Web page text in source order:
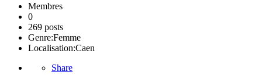
Membres
0
269 posts
Genre:Femme
Localisation:Caen
Share